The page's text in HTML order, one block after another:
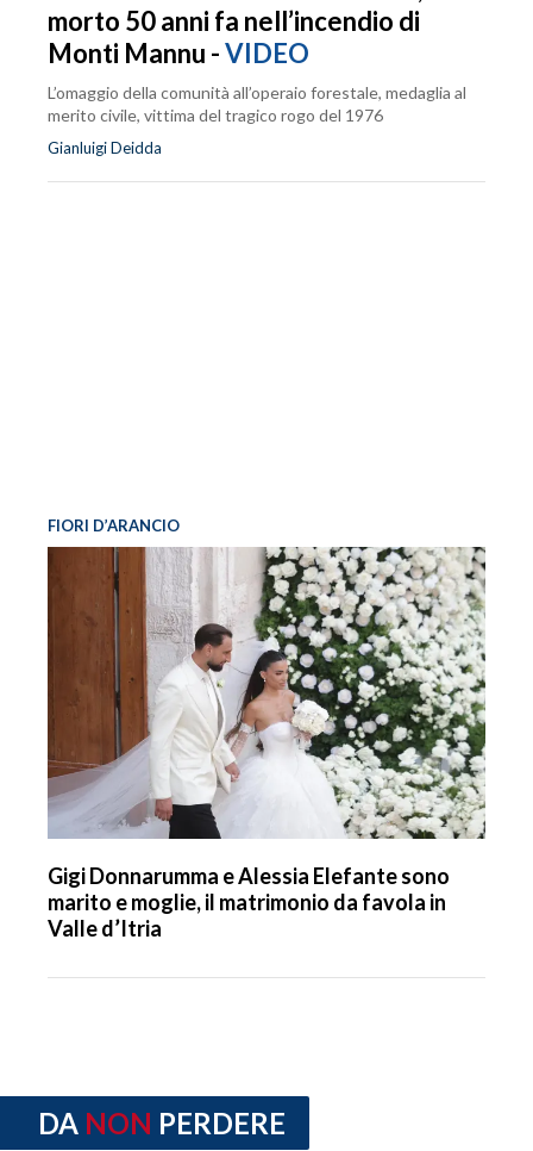
morto 50 anni fa nell’incendio di
Monti Mannu -VIDEO
L’omaggio della comunità all’operaio forestale, medaglia al
merito civile, vittima del tragico rogo del 1976
Gianluigi Deidda
FIORI D’ARANCIO
Gigi Donnarumma e Alessia Elefante sono
marito e moglie, il matrimonio da favola in
Valle d’Itria
DA NON PERDERE